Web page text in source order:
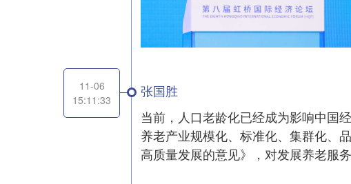
11-06
15:11:33
张国胜
当前，人口老龄化已经成为影响中国
养老产业规模化、标准化、集群化、
高质量发展的意见》，对发展养老服